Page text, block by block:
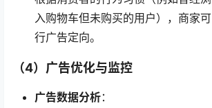
入购物车但未购买的用户），商家
行广告定向。
（4）广告优化与监控
广告数据分析：